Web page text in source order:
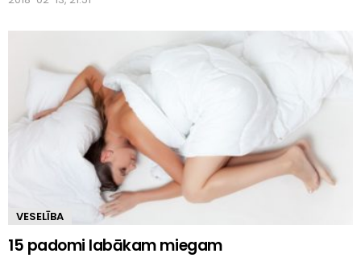
VESELĪBA
15 padomi labākam miegam